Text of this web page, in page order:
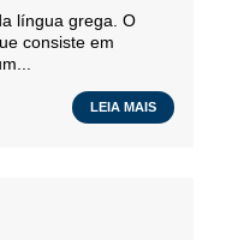
língua grega. O
consiste em
LEIA MAIS